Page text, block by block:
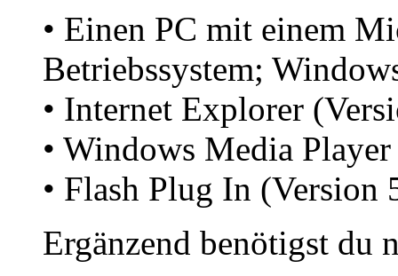
• Einen PC mit einem
Betriebssystem;
• Internet Explorer
• Windows Media
• Flash Plug In (Version
Ergänzend benötigst du